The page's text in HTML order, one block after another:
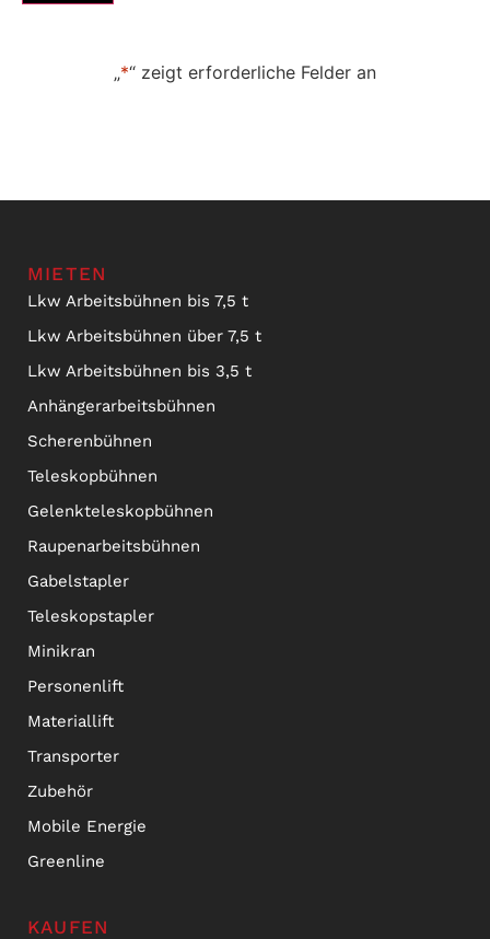
„*“ zeigt erforderliche Felder an
MIETEN
Lkw Arbeitsbühnen bis 7,5 t
Lkw Arbeitsbühnen über 7,5 t
Lkw Arbeitsbühnen bis 3,5 t
Anhängerarbeitsbühnen
Scherenbühnen
Teleskopbühnen
Gelenkteleskopbühnen
Raupenarbeitsbühnen
Gabelstapler
Teleskopstapler
Minikran
Personenlift
Materiallift
Transporter
Zubehör
Mobile Energie
Greenline
KAUFEN